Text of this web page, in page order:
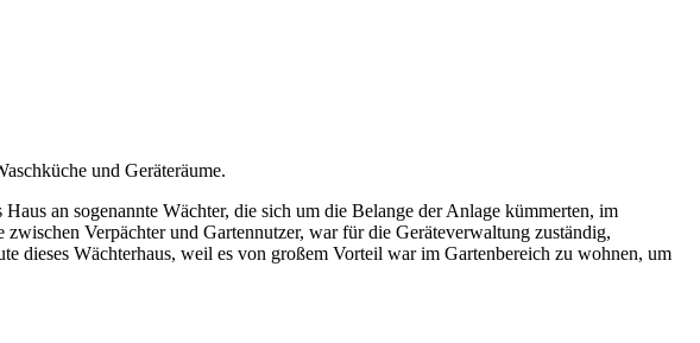
und Geräteräume.
an sogenannte Wächter, die sich um die Belange der Anlage kümmerten, im
Verpächter und Gartennutzer, war für die Geräteverwaltung zuständig,
dieses Wächterhaus, weil es von großem Vorteil war im Gartenbereich zu wohnen, um